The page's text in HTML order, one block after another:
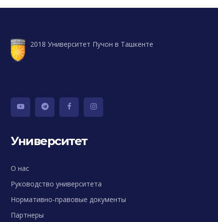
2018 Университет Пучон в Ташкенте
Университет
О нас
Руководство университета
Нормативно-правовые документы
Партнеры